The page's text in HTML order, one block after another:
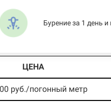
Бурение за 1 день
ЦЕНА
руб./погонный метр